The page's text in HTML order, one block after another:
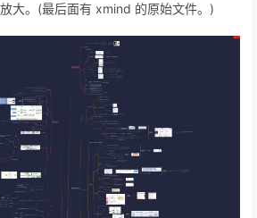
大。(最后面有 xmind 的原始文件。)